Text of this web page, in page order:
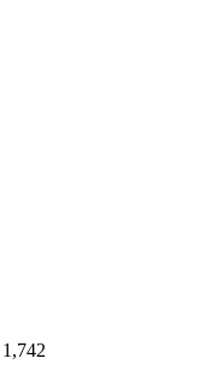
1,742